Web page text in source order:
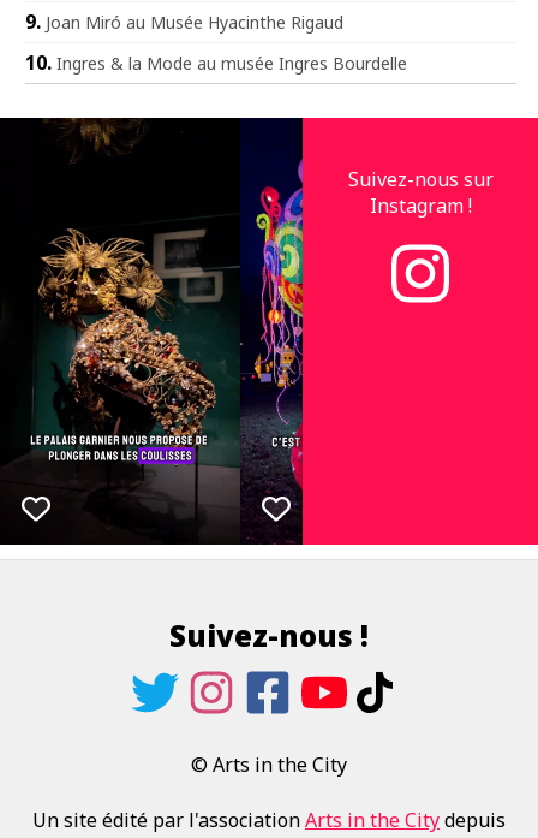
Joan Miró au Musée Hyacinthe Rigaud
Ingres & la Mode au musée Ingres Bourdelle
Suivez-nous sur
Instagram !
Suivez-nous !
© Arts in the City
Un site édité par l'associationArts in the Citydepuis